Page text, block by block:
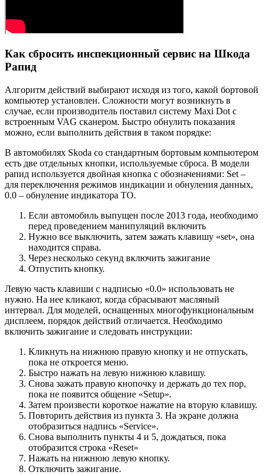
Как сбросить инспекционный сервис на Шкода
Рапид
Алгоритм действий выбирают исходя из того, какой бортовой
компьютер установлен. Сложности могут возникнуть в
случае, если производитель поставил систему Maxi Dot с
встроенным VAG сканером. Быстро обнулить показания
можно, если выполнить действия в таком порядке:
В автомобилях Skoda со стандартным бортовым компьютером
есть две отдельных кнопки, используемые сброса. В модели
рапид используется двойная кнопка с обозначениями: Set –
для переключения режимов индикации и обнуления данных,
0.0 – обнуление индикатора ТО.
Если автомобиль выпущен после 2013 года, необходимо
перед проведением манипуляций включить
Нужно все выключить, затем зажать клавишу «set», она
находится справа.
Через несколько секунд включить зажигание
Отпустить кнопку.
Левую часть клавиши с надписью «0.0» использовать не
нужно. На нее кликают, когда сбрасывают масляный
интервал. Для моделей, оснащенных многофункциональным
дисплеем, порядок действий отличается. Необходимо
включить зажигание и следовать инструкции:
Кликнуть на нижнюю правую кнопку и не отпускать,
пока не откроется меню.
Быстро нажать на левую нижнюю клавишу.
Снова зажать правую кнопочку и держать до тех пор,
пока не появится общение «Setup».
Затем произвести короткое нажатие на вторую клавишу.
Повторить действия из пункта 3. На экране должна
отобразиться надпись «Service».
Снова выполнить пункты 4 и 5, дождаться, пока
отобразится строка «Reset»
Нажать на нижнюю левую кнопку.
Отключить зажигание.